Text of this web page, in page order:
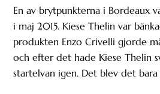
En av brytpunkterna i Bordeaux
i maj 2015. Kiese Thelin var
produkten Enzo Crivelli gjorde
och efter det hade Kiese Thelin
startelvan igen. Det blev det